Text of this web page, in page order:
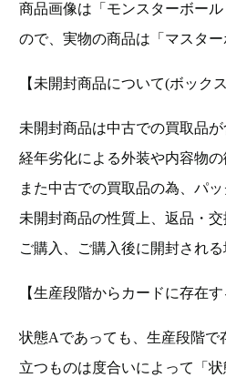
商品画像は「モンスターボー
ので、実物の商品は「マスタ
【未開封商品について(ボック
未開封商品は中古での買取品
経年劣化による外装や内容物
また中古での買取品の為、パ
未開封商品の性質上、返品・交
ご購入、ご購入後に開封され
【生産段階からカードに存在
状態Aであっても、生産段階で
立つものは度合いによって「